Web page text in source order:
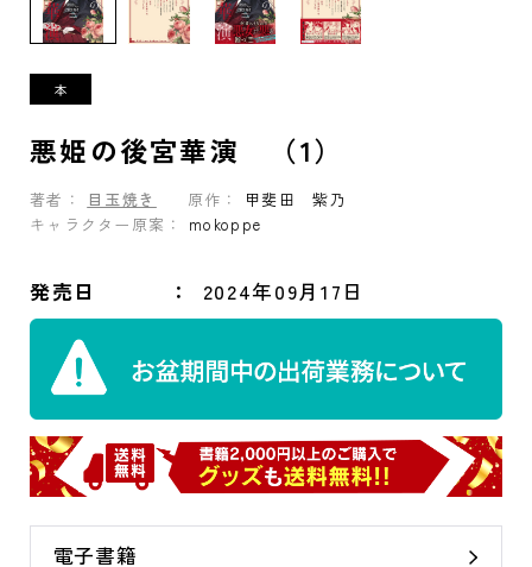
悪姫の後宮華演 （1）
著者： 目玉焼き 原作：
甲斐田 紫乃
キャラクター原案：
mokoppe
発売日 2024年09月17日
電子書籍